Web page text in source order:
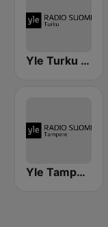
Yle Turku Radio Suomi
Yle Tampere Radio